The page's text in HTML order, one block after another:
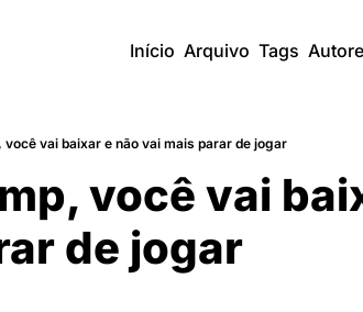
Início Arquivo Tags
você vai baixar e não vai mais parar de jogar
você vai
de jogar